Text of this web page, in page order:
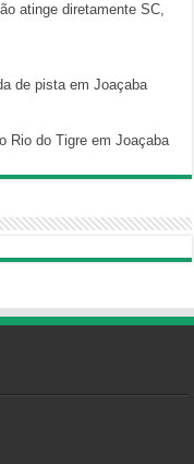
atinge diretamente SC,
de pista em Joaçaba
Rio do Tigre em Joaçaba